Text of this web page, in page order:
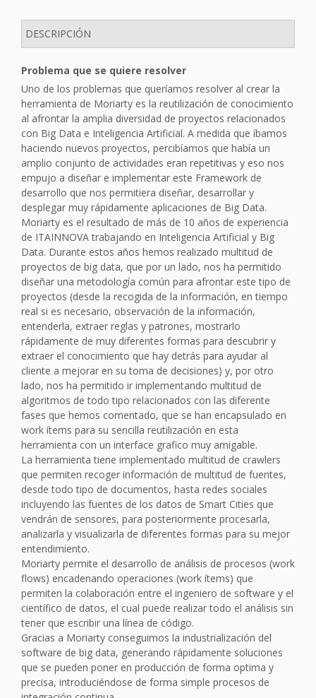
DESCRIPCIÓN
Problema que se quiere resolver
Uno de los problemas que queríamos resolver al crear la
herramienta de Moriarty es la reutilización de conocimiento
al afrontar la amplia diversidad de proyectos relacionados
con Big Data e Inteligencia Artificial. A medida que íbamos
haciendo nuevos proyectos, percibíamos que había un
amplio conjunto de actividades eran repetitivas y eso nos
empujo a diseñar e implementar este Framework de
desarrollo que nos permitiera diseñar, desarrollar y
desplegar muy rápidamente aplicaciones de Big Data.
Moriarty es el resultado de más de 10 años de experiencia
de ITAINNOVA trabajando en Inteligencia Artificial y Big
Data. Durante estos años hemos realizado multitud de
proyectos de big data, que por un lado, nos ha permitido
diseñar una metodología común para afrontar este tipo de
proyectos (desde la recogida de la información, en tiempo
real si es necesario, observación de la información,
entenderla, extraer reglas y patrones, mostrarlo
rápidamente de muy diferentes formas para descubrir y
extraer el conocimiento que hay detrás para ayudar al
cliente a mejorar en su toma de decisiones) y, por otro
lado, nos ha permitido ir implementando multitud de
algoritmos de todo tipo relacionados con las diferente
fases que hemos comentado, que se han encapsulado en
work ítems para su sencilla reutilización en esta
herramienta con un interface grafico muy amigable.
La herramienta tiene implementado multitud de crawlers
que permiten recoger información de multitud de fuentes,
desde todo tipo de documentos, hasta redes sociales
incluyendo las fuentes de los datos de Smart Cities que
vendrán de sensores, para posteriormente procesarla,
analizarla y visualizarla de diferentes formas para su mejor
entendimiento.
Moriarty permite el desarrollo de análisis de procesos (work
flows) encadenando operaciones (work ítems) que
permiten la colaboración entre el ingeniero de software y el
científico de datos, el cual puede realizar todo el análisis sin
tener que escribir una línea de código.
Gracias a Moriarty conseguimos la industrialización del
software de big data, generando rápidamente soluciones
que se pueden poner en producción de forma optima y
precisa, introduciéndose de forma simple procesos de